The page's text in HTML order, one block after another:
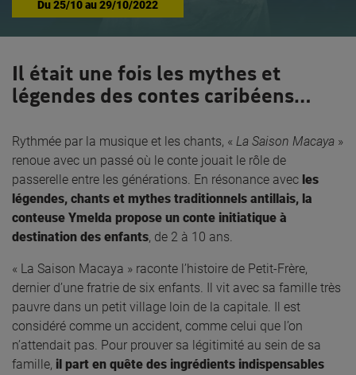
Du25/10au29/10/2022
Il était une fois les mythes et
légendes des contes caribéens…
Rythmée par la musique et les chants, « La Saison Macaya »
renoue avec un passé où le conte jouait le rôle de
passerelle entre les générations. En résonance avec les
légendes, chants et mythes traditionnels antillais, la
conteuse Ymelda propose un conte initiatique à
destination des enfants, de 2 à 10 ans.
« La Saison Macaya » raconte l’histoire de Petit-Frère,
dernier d’une fratrie de six enfants. Il vit avec sa famille très
pauvre dans un petit village loin de la capitale. Il est
considéré comme un accident, comme celui que l’on
n’attendait pas. Pour prouver sa légitimité au sein de sa
famille, il part en quête des ingrédients indispensables